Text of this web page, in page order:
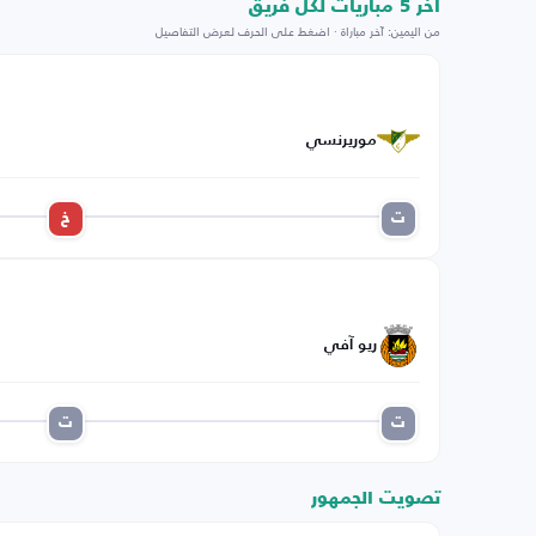
اخر 5 مباريات لكل فريق
من اليمين: آخر مباراة · اضغط على الحرف لعرض التفاصيل
موريرنسي
ت خ
ريو آفي
ت ت
تصويت الجمهور